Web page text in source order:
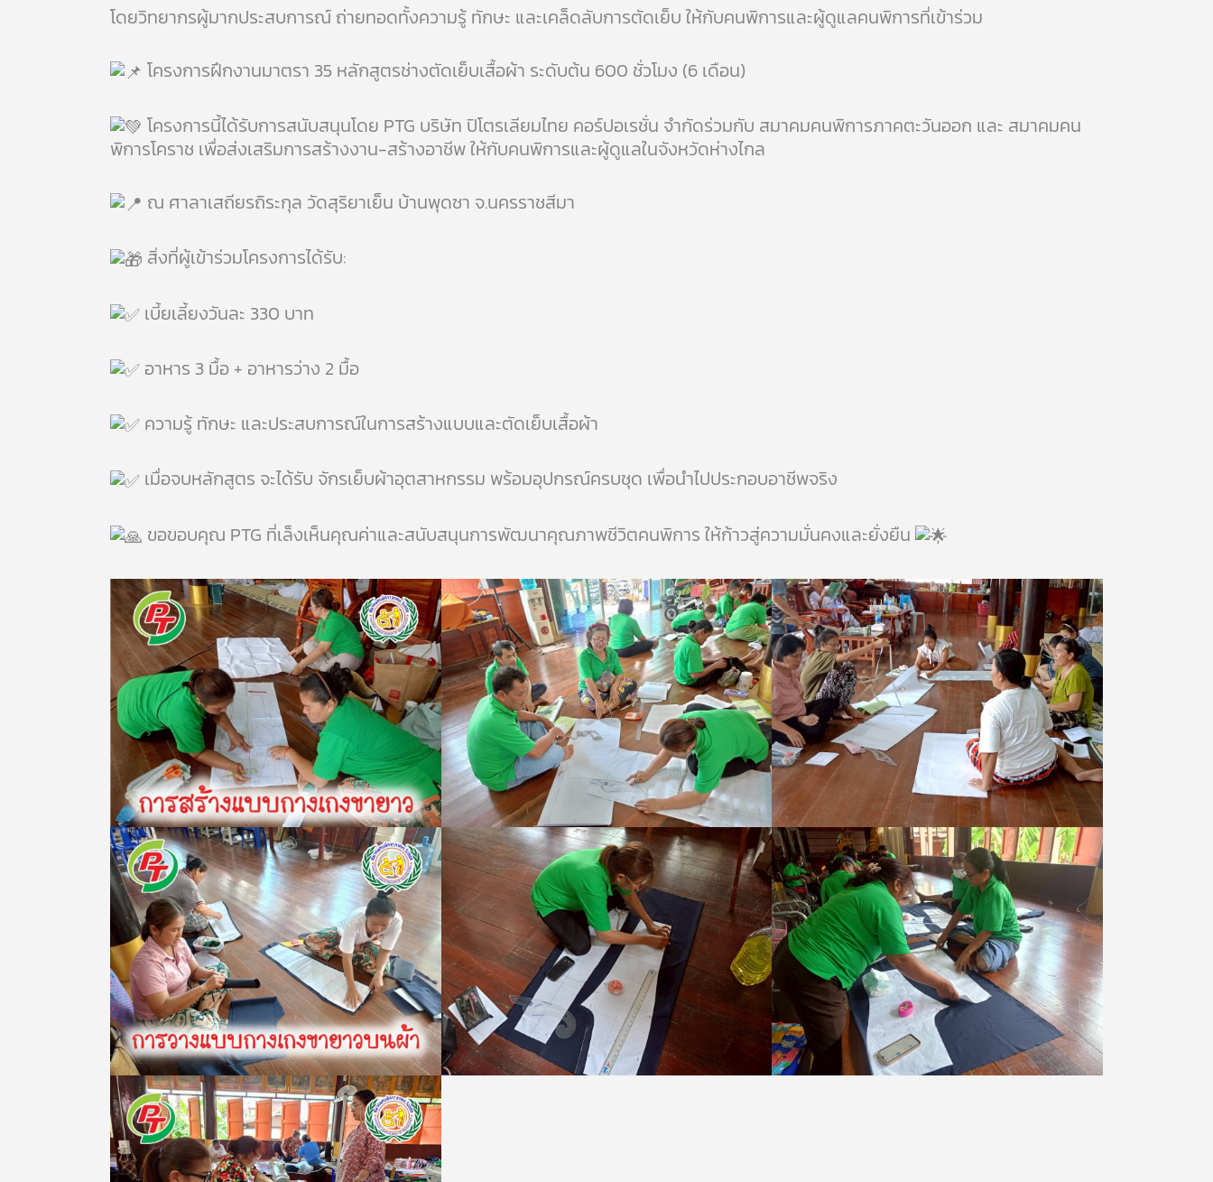
โดยวิทยากรผู้มากประสบการณ์ ถ่ายทอดทั้งความรู้ ทักษะ และเคล็ดลับการตัดเย็บ ให้กับคนพิการและผู้ดูแลคนพิการที่เข้าร่วม
โครงการฝึกงานมาตรา 35 หลักสูตรช่างตัดเย็บเสื้อผ้า ระดับต้น 600 ชั่วโมง (6 เดือน)
โครงการนี้ได้รับการสนับสนุนโดย PTG บริษัท ปิโตรเลียมไทย คอร์ปอเรชั่น จำกัดร่วมกับ สมาคมคนพิการภาคตะวันออก และ สมาคมคน
พิการโคราช เพื่อส่งเสริมการสร้างงาน-สร้างอาชีพ ให้กับคนพิการและผู้ดูแลในจังหวัดห่างไกล
ณ ศาลาเสถียรถิระกุล วัดสุริยาเย็น บ้านพุดซา จ.นครราชสีมา
สิ่งที่ผู้เข้าร่วมโครงการได้รับ:
เบี้ยเลี้ยงวันละ 330 บาท
อาหาร 3 มื้อ + อาหารว่าง 2 มื้อ
ความรู้ ทักษะ และประสบการณ์ในการสร้างแบบและตัดเย็บเสื้อผ้า
เมื่อจบหลักสูตร จะได้รับ จักรเย็บผ้าอุตสาหกรรม พร้อมอุปกรณ์ครบชุด เพื่อนำไปประกอบอาชีพจริง
ขอขอบคุณ PTG ที่เล็งเห็นคุณค่าและสนับสนุนการพัฒนาคุณภาพชีวิตคนพิการ ให้ก้าวสู่ความมั่นคงและยั่งยืน